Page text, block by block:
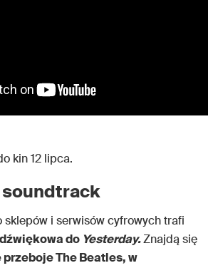
kin 12 lipca.
sklepów i serwisów cyfrowych trafi
do Yesterday.Znajdą się
The Beatles, w